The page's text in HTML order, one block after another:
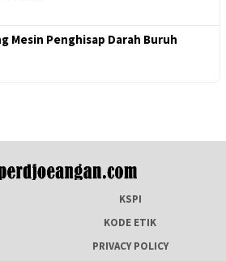
Mesin Penghisap Darah Buruh
KSPI
KODE ETIK
PRIVACY POLICY